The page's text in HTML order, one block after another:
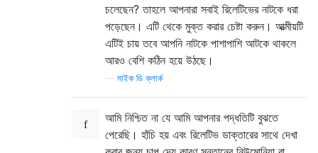
চলেছেন? তাহলে আপনারা সবাই রিলেটিভের নাটকে ধরা
পড়েছেন। এটি থেকে মুক্ত করার চেষ্টা করুন। আত্মীয়টি
এটিই চায় তবে আপনি নাটকে পাশাপাশি আটকে থাকলে
আরও বেশি কঠিন হয়ে উঠছে।
মাইক ডি ক্লার্ক
আমি নিশ্চিত না যে আমি আপনার পদ্ধতিটি বুঝতে
পেরেছি। হাঁচি হয় এবং রিলেটিভ ডাক্তারের সাথে দেখা